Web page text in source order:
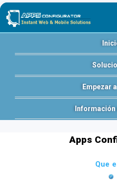
Empezar
Información
Apps
Que